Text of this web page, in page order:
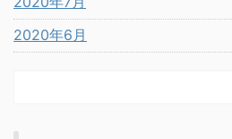
2020年6月